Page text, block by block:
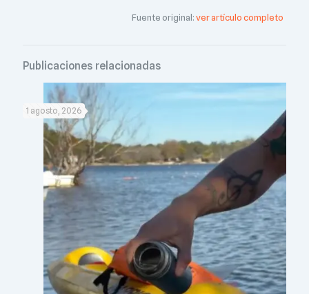
Fuente original:ver artículo completo
Publicaciones relacionadas
1 agosto, 2026